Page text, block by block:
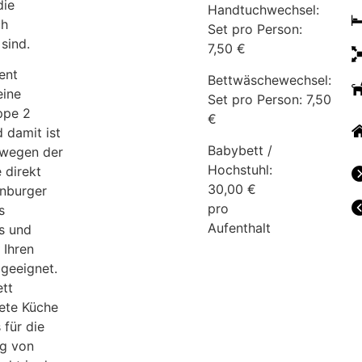
2
damit ist
der
direkt
und
Küche
für die
von
Handtuchwechsel:
Set pro Person:
7,50 €
Bettwäschewechsel:
Set pro Person: 7,50
€
Babybett /
Hochstuhl:
30,00 €
pro
Aufenthalt